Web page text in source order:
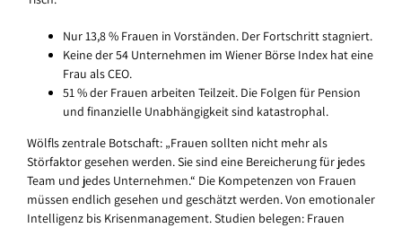
Nur 13,8 % Frauen in Vorständen. Der Fortschritt stagniert.
Keine der 54 Unternehmen im Wiener Börse Index hat eine
Frau als CEO.
51 % der Frauen arbeiten Teilzeit. Die Folgen für Pension
und finanzielle Unabhängigkeit sind katastrophal.
Wölfls zentrale Botschaft: „Frauen sollten nicht mehr als
Störfaktor gesehen werden. Sie sind eine Bereicherung für jedes
Team und jedes Unternehmen.“ Die Kompetenzen von Frauen
müssen endlich gesehen und geschätzt werden. Von emotionaler
Intelligenz bis Krisenmanagement. Studien belegen: Frauen